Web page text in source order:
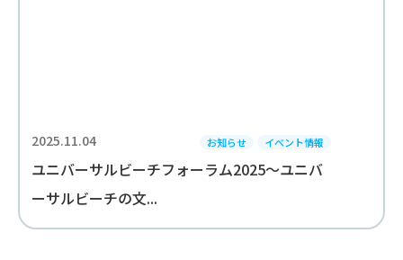
2025.11.04 お知らせ イベント情報
ユニバーサルビーチフォーラム2025～ユニバ
ーサルビーチの文...